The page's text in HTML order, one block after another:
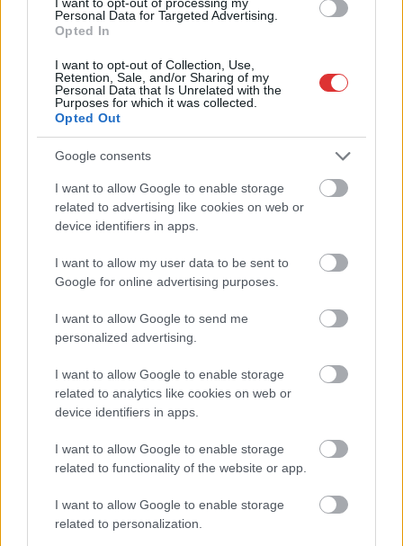
Personal Data for Targeted Advertising.
Opted In
I want to opt-out of Collection, Use,
Retention, Sale, and/or Sharing of my
Personal Data that Is Unrelated with the
Purposes for which it was collected.
Opted Out
Google consents
I want to allow Google to enable storage
related to advertising like cookies on web or
device identifiers in apps.
I want to allow my user data to be sent to
Google for online advertising purposes.
I want to allow Google to send me
personalized advertising.
I want to allow Google to enable storage
related to analytics like cookies on web or
device identifiers in apps.
I want to allow Google to enable storage
related to functionality of the website or app.
I want to allow Google to enable storage
related to personalization.
Hírlevél feliratkozás
Adja meg keresztnevét:
Adja
meg e-mail címét:
Nem szeretne lemaradni semmiről? Csak egy kattintás, és hírlevelünk a
legfrissebb információkkal és exkluzív tartalmakkal hétről hétre